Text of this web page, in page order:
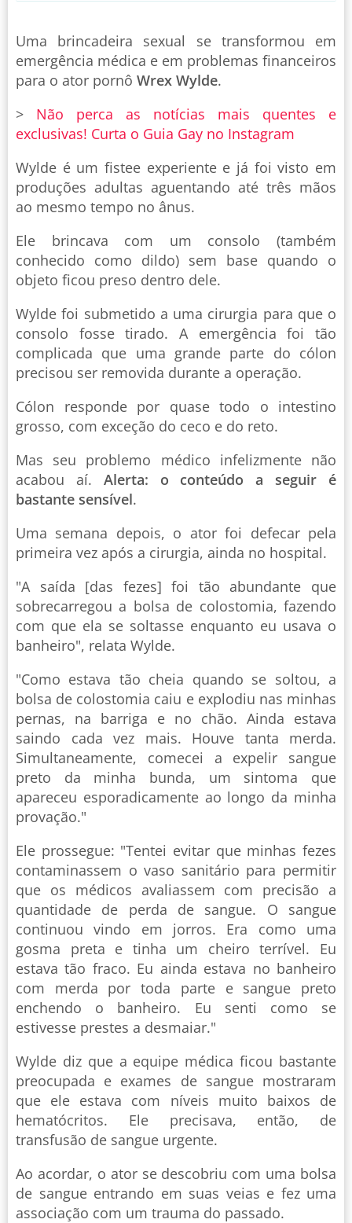
Uma brincadeira sexual se transformou em
emergência médica e em problemas financeiros
para o ator pornô Wrex Wylde.
> Não perca as notícias mais quentes e
exclusivas! Curta o Guia Gay no Instagram
Wylde é um fistee experiente e já foi visto em
produções adultas aguentando até três mãos
ao mesmo tempo no ânus.
Ele brincava com um consolo (também
conhecido como dildo) sem base quando o
objeto ficou preso dentro dele.
Wylde foi submetido a uma cirurgia para que o
consolo fosse tirado. A emergência foi tão
complicada que uma grande parte do cólon
precisou ser removida durante a operação.
Cólon responde por quase todo o intestino
grosso, com exceção do ceco e do reto.
Mas seu problemo médico infelizmente não
acabou aí. Alerta: o conteúdo a seguir é
bastante sensível.
Uma semana depois, o ator foi defecar pela
primeira vez após a cirurgia, ainda no hospital.
"A saída [das fezes] foi tão abundante que
sobrecarregou a bolsa de colostomia, fazendo
com que ela se soltasse enquanto eu usava o
banheiro", relata Wylde.
"Como estava tão cheia quando se soltou, a
bolsa de colostomia caiu e explodiu nas minhas
pernas, na barriga e no chão. Ainda estava
saindo cada vez mais. Houve tanta merda.
Simultaneamente, comecei a expelir sangue
preto da minha bunda, um sintoma que
apareceu esporadicamente ao longo da minha
provação."
Ele prossegue: "Tentei evitar que minhas fezes
contaminassem o vaso sanitário para permitir
que os médicos avaliassem com precisão a
quantidade de perda de sangue. O sangue
continuou vindo em jorros. Era como uma
gosma preta e tinha um cheiro terrível. Eu
estava tão fraco. Eu ainda estava no banheiro
com merda por toda parte e sangue preto
enchendo o banheiro. Eu senti como se
estivesse prestes a desmaiar."
Wylde diz que a equipe médica ficou bastante
preocupada e exames de sangue mostraram
que ele estava com níveis muito baixos de
hematócritos. Ele precisava, então, de
transfusão de sangue urgente.
Ao acordar, o ator se descobriu com uma bolsa
de sangue entrando em suas veias e fez uma
associação com um trauma do passado.